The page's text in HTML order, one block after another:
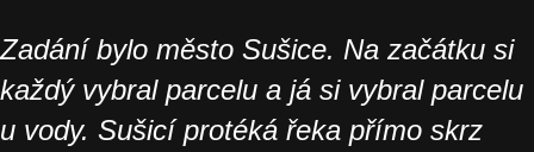
Zadání bylo město Sušice. Na začátku si
každý vybral parcelu a já si vybral parcelu
u vody. Sušicí protéká řeka přímo skrz